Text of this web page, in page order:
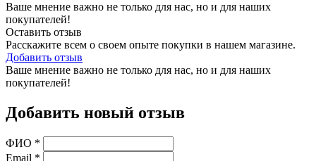
Ваше мнение важно не только для нас, но и для наших
покупателей!
Оставить отзыв
Расскажите всем о своем опыте покупки в нашем магазине.
Добавить отзыв
Ваше мнение важно не только для нас, но и для наших
покупателей!
Добавить новый отзыв
ФИО *
Email *